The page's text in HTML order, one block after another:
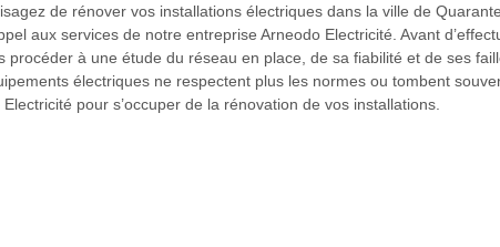
de rénover vos installations électriques dans la ville de
aux services de notre entreprise Arneodo Electricité. Avant
procéder à une étude du réseau en place, de sa fiabilité et de ses
électriques ne respectent plus les normes ou tombent
pour s’occuper de la rénovation de vos installations.